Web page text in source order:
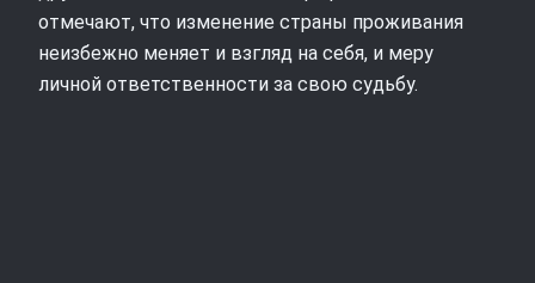
отмечают, что изменение страны проживания
неизбежно меняет и взгляд на себя, и меру
личной ответственности за свою судьбу.